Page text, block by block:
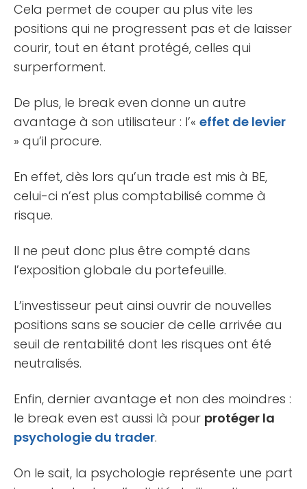
Cela permet de couper au plus vite les
positions qui ne progressent pas et de laisser
courir, tout en étant protégé, celles qui
surperforment.
De plus, le break even donne un autre
avantage à son utilisateur : l’« effet de levier
» qu’il procure.
En effet, dès lors qu’un trade est mis à BE,
celui-ci n’est plus comptabilisé comme à
risque.
Il ne peut donc plus être compté dans
l’exposition globale du portefeuille.
L’investisseur peut ainsi ouvrir de nouvelles
positions sans se soucier de celle arrivée au
seuil de rentabilité dont les risques ont été
neutralisés.
Enfin, dernier avantage et non des moindres :
le break even est aussi là pour protéger la
psychologie du trader.
On le sait, la psychologie représente une part